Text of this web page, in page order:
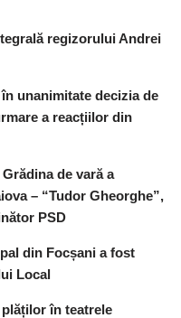
regizorului Andrei
unanimitate decizia de
a reacțiilor din
de vară a
– “Tudor Gheorghe”,
PSD
din Focșani a fost
Local
în teatrele